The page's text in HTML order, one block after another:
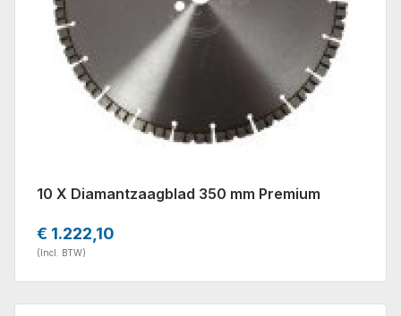
10 X Diamantzaagblad 350 mm Premium
€ 1.222,10
(Incl. BTW)